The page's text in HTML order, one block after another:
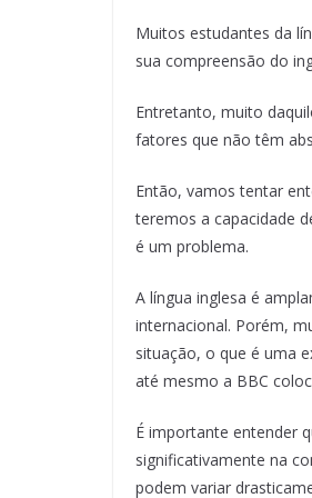
Muitos estudantes da
sua compreensão do
Entretanto, muito
fatores que não têm
Então, vamos tentar
teremos a capacidade
é um problema.
A língua inglesa é
internacional. Porém,
situação, o que é uma
até mesmo a BBC
É importante entender
significativamente na
podem variar